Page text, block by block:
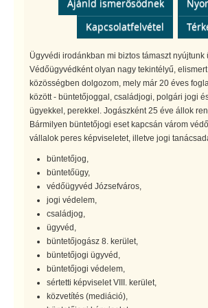
Ajánld ismerősödnek
Kapcsolatfelvétel
Ügyvédi irodánkban mi biztos támaszt nyújtunk
Védőügyvédként olyan nagy tekintélyű,
közösségben dolgozom, mely már 20 éves
között - büntetőjoggal, családjogi, polgári jogi
ügyekkel, perekkel. Jogászként 25 éve állok
Bármilyen büntetőjogi eset kapcsán várom
vállalok peres képviseletet, illetve jogi
büntetőjog,
büntetőügy,
védőügyvéd Józsefváros,
jogi védelem,
családjog,
ügyvéd,
büntetőjogász 8. kerület,
büntetőjogi ügyvéd,
büntetőjogi védelem,
sértetti képviselet VIII. kerület,
közvetítés (mediáció),